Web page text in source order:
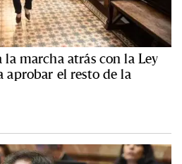
marcha atrás con la Ley
aprobar el resto de la